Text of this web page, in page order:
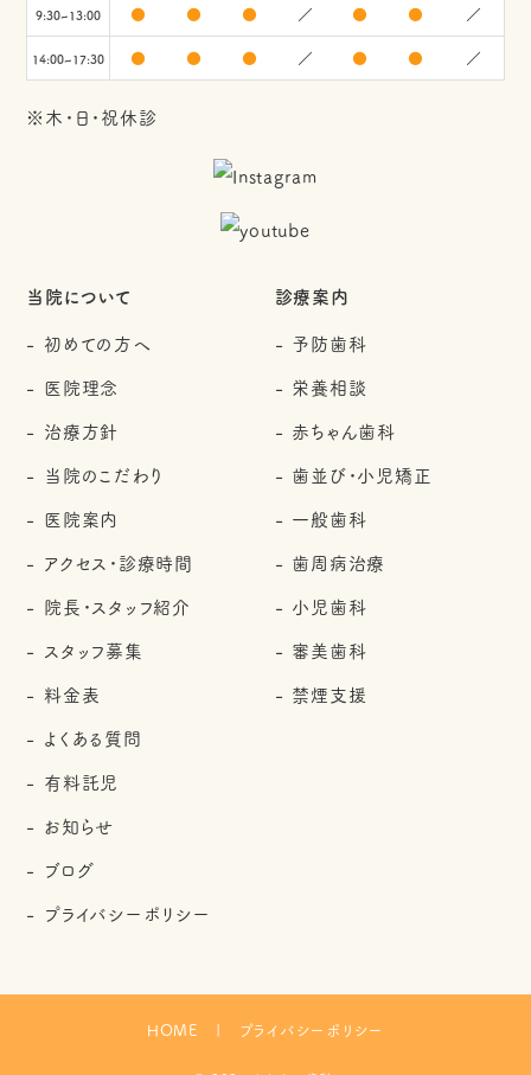
9:30~13:00 ● ● ● ／ ● ● ／
14:00~17:30 ● ● ● ／ ● ● ／
※木・日・祝休診
当院について
初めての方へ
医院理念
治療方針
当院のこだわり
医院案内
アクセス・診療時間
院長・スタッフ紹介
スタッフ募集
料金表
よくある質問
有料託児
お知らせ
ブログ
プライバシーポリシー
診療案内
予防歯科
栄養相談
赤ちゃん歯科
歯並び・小児矯正
一般歯科
歯周病治療
小児歯科
審美歯科
禁煙支援
HOME プライバシーポリシー